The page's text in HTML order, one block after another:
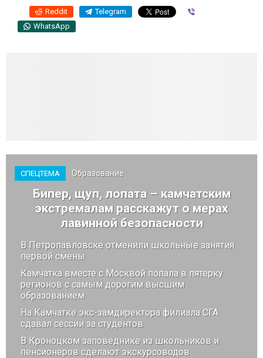
Reddit Telegram
WhatsApp
СПЕЦТЕМА Образование
Бипер, щуп, лопата – камчатским
экстремалам расскажут о мерах
лавинной безопасности
В Петропавловске отменили школьные занятия
первой смены
Камчатка вместе с Москвой попала в пятерку
регионов с самым дорогим высшим
образованием
На Камчатке экс-замдиректора филиала СГА
сдавал сессии за студентов
В Кроноцком заповеднике из школьников и
пенсионеров сделают экскурсоводов